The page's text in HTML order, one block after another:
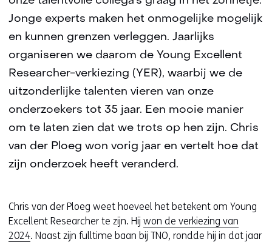
Jonge experts maken het onmogelijke mogelijk
en kunnen grenzen verleggen. Jaarlijks
organiseren we daarom de Young Excellent
Researcher-verkiezing (YER), waarbij we de
uitzonderlijke talenten vieren van onze
onderzoekers tot 35 jaar. Een mooie manier
om te laten zien dat we trots op hen zijn. Chris
van der Ploeg won vorig jaar en vertelt hoe dat
zijn onderzoek heeft veranderd.
Chris van der Ploeg weet hoeveel het betekent om Young
Excellent Researcher te zijn. Hij won de verkiezing van
2024. Naast zijn fulltime baan bij TNO, rondde hij in dat jaar